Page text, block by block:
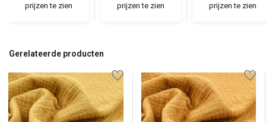
prijzen te zien
prijzen te zien
prijzen te zien
Gerelateerde producten